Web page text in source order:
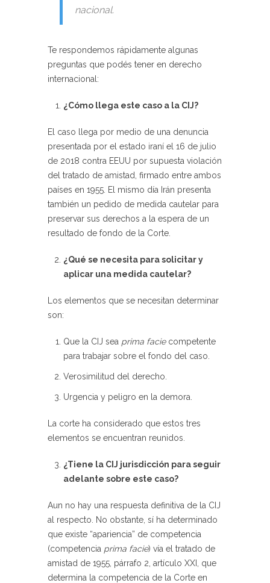
nacional.
Te respondemos rápidamente algunas
preguntas que podés tener en derecho
internacional:
¿Cómo llega este caso a la CIJ?
El caso llega por medio de una denuncia
presentada por el estado iraní el 16 de julio
de 2018 contra EEUU por supuesta violación
del tratado de amistad, firmado entre ambos
países en 1955. El mismo día Irán presenta
también un pedido de medida cautelar para
preservar sus derechos a la espera de un
resultado de fondo de la Corte.
¿Qué se necesita para solicitar y
aplicar una medida cautelar?
Los elementos que se necesitan determinar
son:
Que la CIJ sea prima faciecompetente
para trabajar sobre el fondo del caso.
Verosimilitud del derecho.
Urgencia y peligro en la demora.
La corte ha considerado que estos tres
elementos se encuentran reunidos.
¿Tiene la CIJ jurisdicción para seguir
adelante sobre este caso?
Aun no hay una respuesta definitiva de la CIJ
al respecto. No obstante, sí ha determinado
que existe “apariencia” de competencia
(competencia prima facie) vía el tratado de
amistad de 1955, párrafo 2, artículo XXI, que
determina la competencia de la Corte en